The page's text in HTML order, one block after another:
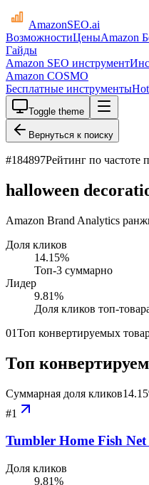
AmazonSEO.ai
ВозможностиЦеныAmazon
Гайды
Amazon SEO инструмент
Amazon COSMO
Бесплатные инструменты
Toggle theme
Вернуться к поиску
#184897Рейтинг по частоте
halloween
Amazon Brand Analytics
Доля кликов
14.15%
Топ-3 суммарно
Лидер
9.81%
Доля кликов топ-
01Топ конвертируемых
Топ
Суммарная доля кликов14.15
#1
Tumbler Home Fish
Доля кликов
9.81%